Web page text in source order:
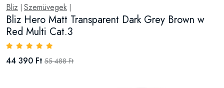
Bliz | Szemüvegek |
Bliz Hero Matt Transparent Dark Grey Brown w
Red Multi Cat.3
44 390 Ft 55 488 Ft